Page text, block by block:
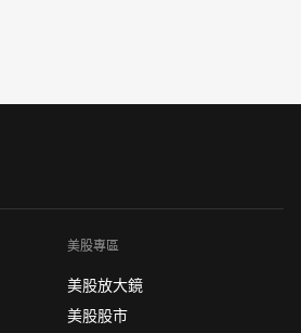
美股專區
美股放大鏡
美股股市